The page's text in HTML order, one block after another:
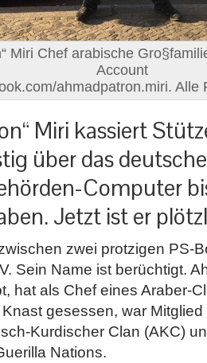
Miri Chef arabische
Account
ahmadpatron.miri. Alle
Miri kassiert
über das
Computer
Jetzt ist er
zwei protzigen PS-
Sein Name ist berüchtigt.
hat als Chef eines Araber-
gesessen, war
Kurdischer Clan (AKC)
Nations.